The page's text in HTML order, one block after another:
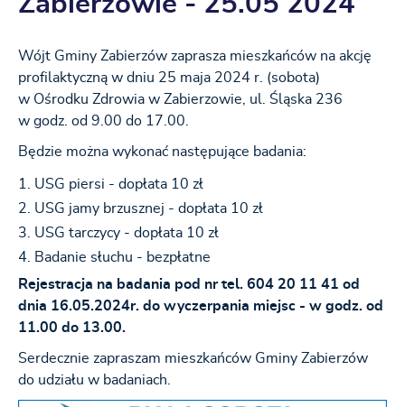
Wójt Gminy Zabierzów zaprasza mieszkańców na akcję
profilaktyczną w dniu 25 maja 2024 r. (sobota)
w Ośrodku Zdrowia w Zabierzowie, ul. Śląska 236
w godz. od 9.00 do 17.00.
Będzie można wykonać następujące badania:
USG piersi - dopłata 10 zł
USG jamy brzusznej - dopłata 10 zł
USG tarczycy - dopłata 10 zł
Badanie słuchu - bezpłatne
Rejestracja na badania pod nr tel. 604 20 11 41 od
dnia 16.05.2024r. do wyczerpania miejsc - w godz. od
11.00 do 13.00.
Serdecznie zapraszam mieszkańców Gminy Zabierzów
do udziału w badaniach.